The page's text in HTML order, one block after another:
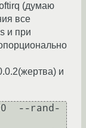
(думаю
все
и при
и
--rand-